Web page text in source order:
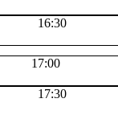
16:30
17:00
17:30